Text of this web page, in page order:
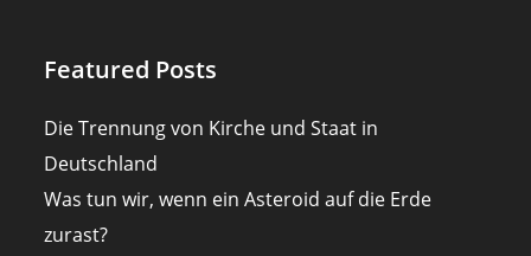
Featured Posts
Die Trennung von Kirche und Staat in
Deutschland
Was tun wir, wenn ein Asteroid auf die Erde
zurast?